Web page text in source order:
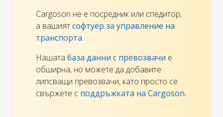
Cargoson не е посредник или спедитор,
а вашиятсофтуер за управление на
транспорта.
Нашата база данни с превозвачи е
обширна, но можете да добавите
липсващи превозвачи, като просто се
свържете с поддръжката на Cargoson.